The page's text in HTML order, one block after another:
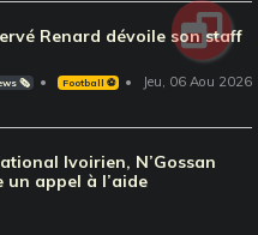
Renard dévoile son staff
🗞️ Football ⚽️ Jeu, 06 Aou 2026
Ivoirien, N’Gossan
un appel à l’aide